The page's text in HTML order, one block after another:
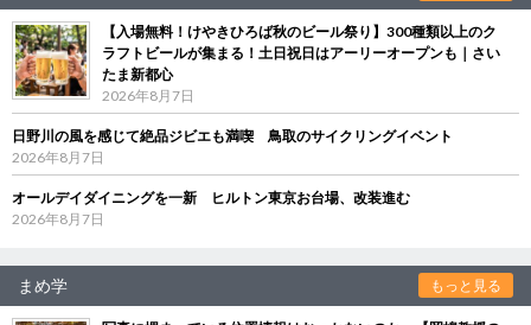
【入場無料！けやきひろば秋のビール祭り】300種類以上のク
ラフトビールが集まる！土日祝日はアーリーオープンも｜さい
たま新都心
2026年8月7日
日野川の風を感じて絶品ジビエも満喫 鳥取のサイクリングイベント
2026年8月7日
オールデイダイニングを一新 ヒルトン東京お台場、改装進む
2026年8月7日
まめ学 もっと見る